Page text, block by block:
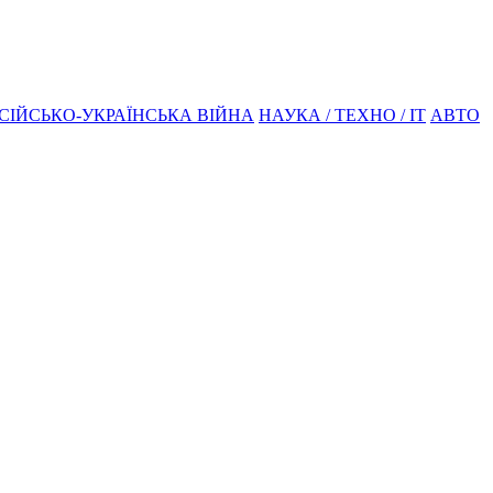
УКРАЇНСЬКА ВІЙНА НАУКА / ТЕХНО / IT АВТО